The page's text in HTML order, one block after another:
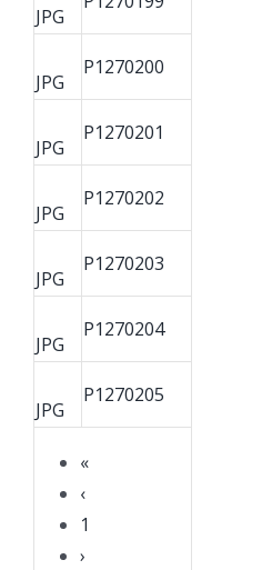
«
‹
1
›
JPG
JPG
P1270200
JPG
P1270201
JPG
P1270202
JPG
P1270203
JPG
P1270204
JPG
P1270205